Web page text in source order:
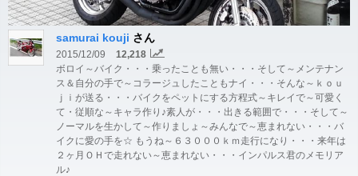
samurai kouji さん
2015/12/09
12,218
ボロイ～バイク・・・乗ったことも無い・・・そして～メンテナン
ス＆自分の手で～コラージュしたこともナイ・・・そんな～ｋｏｕ
ｊｉが送る・・・バイクをペットにする方程式～キレイで～可愛く
て・従順な～キャラ作り♪素人が・・・出きる範囲で・・・そして～
ノーマルを生かして～作りましょ～みんなで～恵まれない・・・バ
イクに愛の手を☆ もうね～６３０００ｋｍ走行になり・・・来年は
２ヶ月ＯＨで走れない～恵まれない・・・インパルス君のメモリア
ル♪